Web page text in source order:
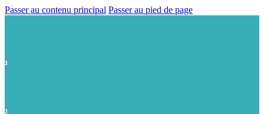
Passer au contenu principal Passer au pied de page